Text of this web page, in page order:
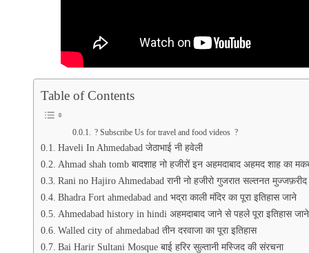
Table of Contents
? Subscribe Us for travel and food videos ?
Haveli In Ahmedabad जेठाभाई नी हवेली
Ahmad shah tomb बादशाह नो हजीरों इन अहमदाबाद अहमद शाह का
Rani no Hajiro Ahmedabad रानी नो हजीरो गुजरात सल्तनत मुज्जफ़रीद
Bhadra Fort ahmedabad and भद्रा काली मंदिर का पूरा इतिहास जाने
Ahmedabad history in hindi अहमदाबाद जाने से पहले पूरा इतिहास जाने
Walled city of ahmedabad तीन दरवाजा का पूरा इतिहास
Bai Harir Sultani Mosque बाई हरिर सुल्तानी मस्जिद की संरचना